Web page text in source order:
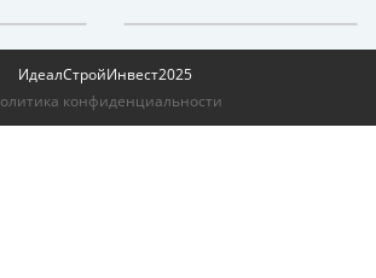
ИдеалСтройИнвест2025
конфиденциальности